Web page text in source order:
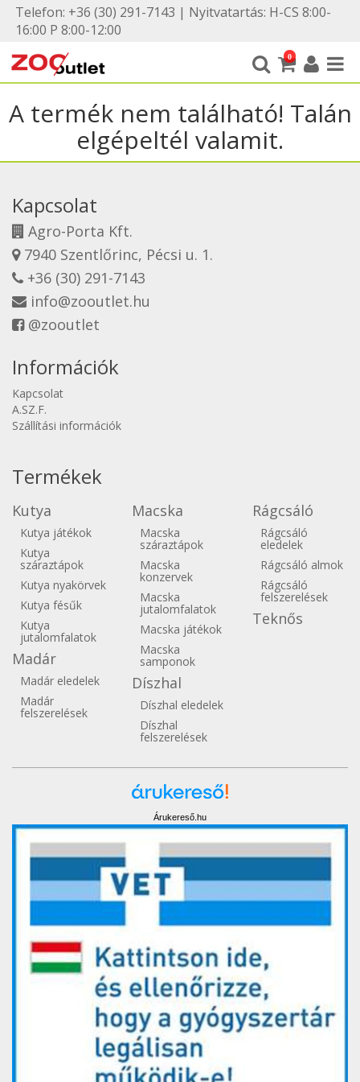
Telefon: +36 (30) 291-7143 | Nyitvatartás: H-CS 8:00-
16:00 P 8:00-12:00
0
A termék nem található! Talán
elgépeltél valamit.
Kapcsolat
Agro-Porta Kft.
7940 Szentlőrinc, Pécsi u. 1.
+36 (30) 291-7143
info@zooutlet.hu
@zooutlet
Információk
Kapcsolat
A.SZ.F.
Szállítási információk
Termékek
Kutya
Kutya játékok
Kutya
száraztápok
Kutya nyakörvek
Kutya fésűk
Kutya
jutalomfalatok
Madár
Madár eledelek
Madár
felszerelések
Macska
Macska
száraztápok
Macska
konzervek
Macska
jutalomfalatok
Macska játékok
Macska
samponok
Díszhal
Díszhal eledelek
Díszhal
felszerelések
Rágcsáló
Rágcsáló
eledelek
Rágcsáló almok
Rágcsáló
felszerelések
Teknős
Árukereső.hu